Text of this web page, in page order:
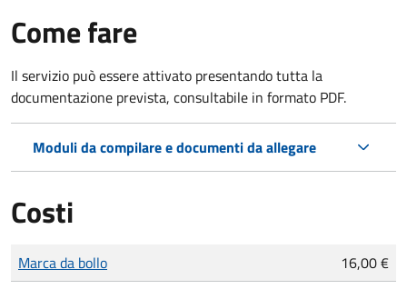
Come fare
Il servizio può essere attivato presentando tutta la
documentazione prevista, consultabile in formato PDF.
Moduli da compilare e documenti da allegare
Costi
Tipo di pagamento
Importo
Marca da bollo 16,00 €